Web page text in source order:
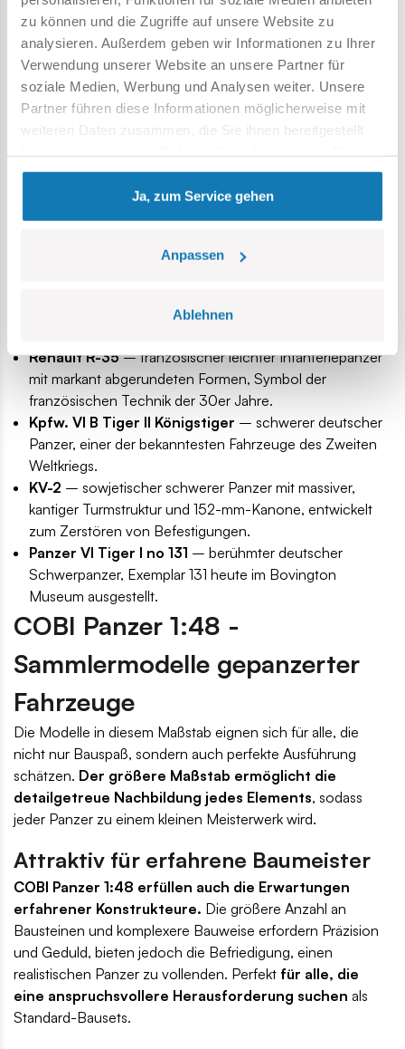
zu können und die Zugriffe auf unsere Website zu
analysieren. Außerdem geben wir Informationen zu Ihrer
Verwendung unserer Website an unsere Partner für
soziale Medien, Werbung und Analysen weiter. Unsere
Partner führen diese Informationen möglicherweise mit
weiteren Daten zusammen, die Sie ihnen bereitgestellt
gesammelt haben.
Ja, zum Service gehen
Anpassen
Ablehnen
COBI 1:48 Serie?
Die COBI 1:48 Panzer-Serie umfasstsowohllegendäre
Fahrzeuge der Fronten des Zweiten Weltkriegsals
auch weniger bekannte Konstruktionen, die in der
Geschichte der Panzertechnik eine wichtige Rolle spielten.
Jedes Modell wurde entwickelt, um Realismus und
Bauspaß zu kombinieren– ideal sowohl als
Sammelobjekt als auch als interaktive Geschichtsstunde in
Form von Bausteinen.
Beispielhafte Modelle aus der COBI 1:48 Serie:
Aufklärungspanzer, hochmobil und entscheidend in den
Renault R-35– französischer leichter Infanteriepanzer
mit markant abgerundeten Formen, Symbol der
französischen Technik der 30er Jahre.
Kpfw. VI B Tiger II Königstiger – schwerer deutscher
Panzer, einer der bekanntesten Fahrzeuge des Zweiten
Weltkriegs.
KV-2 – sowjetischer schwerer Panzer mit massiver,
kantiger Turmstruktur und 152-mm-Kanone, entwickelt
zum Zerstören von Befestigungen.
Panzer VI Tiger I no 131 – berühmter deutscher
Schwerpanzer, Exemplar 131 heute im Bovington
Museum ausgestellt.
COBI Panzer 1:48 -
Sammlermodelle gepanzerter
Fahrzeuge
Die Modelle in diesem Maßstab eignen sich für alle, die
nicht nur Bauspaß, sondern auch perfekte Ausführung
schätzen. Der größere Maßstab ermöglicht die
detailgetreue Nachbildung jedes Elements, sodass
jeder Panzer zu einem kleinen Meisterwerk wird.
Attraktiv für erfahrene Baumeister
COBI Panzer 1:48 erfüllen auch die Erwartungen
erfahrener Konstrukteure. Die größere Anzahl an
Bausteinen und komplexere Bauweise erfordern Präzision
und Geduld, bieten jedoch die Befriedigung, einen
realistischen Panzer zu vollenden. Perfekt für alle, die
eine anspruchsvollere Herausforderung suchen als
Standard-Bausets.